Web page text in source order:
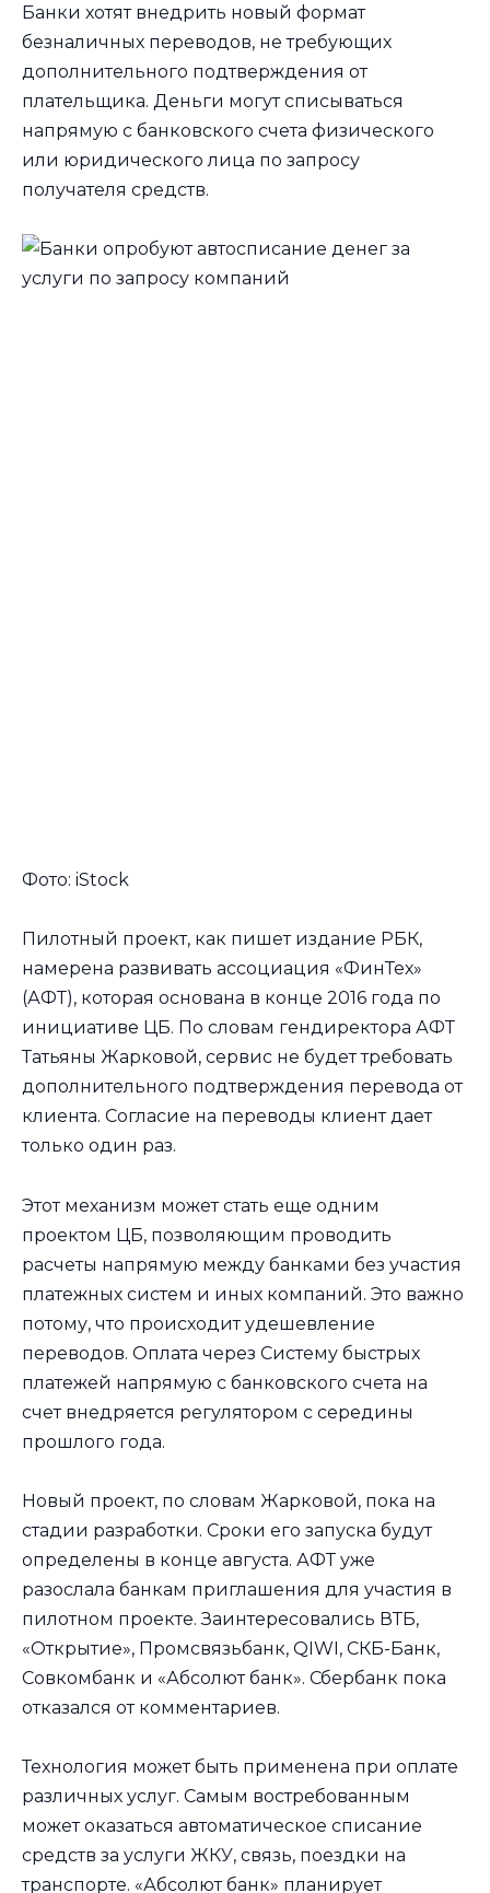
Банки хотят внедрить новый формат
безналичных переводов, не требующих
дополнительного подтверждения от
плательщика. Деньги могут списываться
напрямую с банковского счета физического
или юридического лица по запросу
получателя средств.
Фото: iStock
Пилотный проект, как пишет издание РБК,
намерена развивать ассоциация «ФинТех»
(АФТ), которая основана в конце 2016 года по
инициативе ЦБ. По словам гендиректора АФТ
Татьяны Жарковой, сервис не будет требовать
дополнительного подтверждения перевода от
клиента. Согласие на переводы клиент дает
только один раз.
Этот механизм может стать еще одним
проектом ЦБ, позволяющим проводить
расчеты напрямую между банками без участия
платежных систем и иных компаний. Это важно
потому, что происходит удешевление
переводов. Оплата через Систему быстрых
платежей напрямую с банковского счета на
счет внедряется регулятором с середины
прошлого года.
Новый проект, по словам Жарковой, пока на
стадии разработки. Сроки его запуска будут
определены в конце августа. АФТ уже
разослала банкам приглашения для участия в
пилотном проекте. Заинтересовались ВТБ,
«Открытие», Промсвязьбанк, QIWI, СКБ-Банк,
Совкомбанк и «Абсолют банк». Сбербанк пока
отказался от комментариев.
Технология может быть применена при оплате
различных услуг. Самым востребованным
может оказаться автоматическое списание
средств за услуги ЖКУ, связь, поездки на
транспорте. «Абсолют банк» планирует